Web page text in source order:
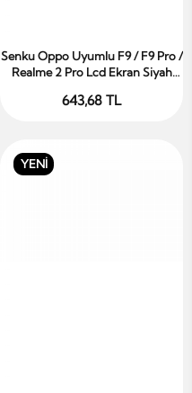
Sepete Ekle
Senku Oppo Uyumlu F9 / F9 Pro /
Realme 2 Pro Lcd Ekran Siyah
643,68 TL
YENİ